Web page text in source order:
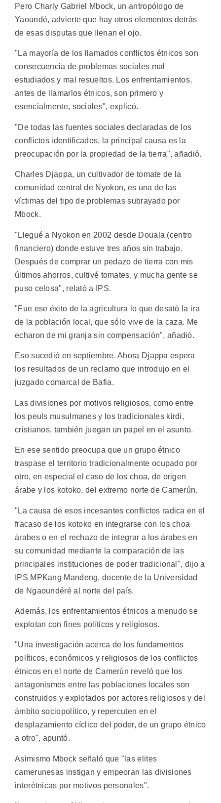
Pero Charly Gabriel Mbock, un antropólogo de
Yaoundé, advierte que hay otros elementos detrás
de esas disputas que llenan el ojo.
"La mayoría de los llamados conflictos étnicos son
consecuencia de problemas sociales mal
estudiados y mal resueltos. Los enfrentamientos,
antes de llamarlos étnicos, son primero y
esencialmente, sociales", explicó.
"De todas las fuentes sociales declaradas de los
conflictos identificados, la principal causa es la
preocupación por la propiedad de la tierra", añadió.
Charles Djappa, un cultivador de tomate de la
comunidad central de Nyokon, es una de las
víctimas del tipo de problemas subrayado por
Mbock.
"Llegué a Nyokon en 2002 desde Douala (centro
financiero) donde estuve tres años sin trabajo.
Después de comprar un pedazo de tierra con mis
últimos ahorros, cultivé tomates, y mucha gente se
puso celosa", relató a IPS.
"Fue ese éxito de la agricultura lo que desató la ira
de la población local, que sólo vive de la caza. Me
echaron de mi granja sin compensación", añadió.
Eso sucedió en septiembre. Ahora Djappa espera
los resultados de un reclamo que introdujo en el
juzgado comarcal de Bafia.
Las divisiones por motivos religiosos, como entre
los peuls musulmanes y los tradicionales kirdi,
cristianos, también juegan un papel en el asunto.
En ese sentido preocupa que un grupo étnico
traspase el territorio tradicionalmente ocupado por
otro, en especial el caso de los choa, de origen
árabe y los kotoko, del extremo norte de Camerún.
"La causa de esos incesantes conflictos radica en el
fracaso de los kotoko en integrarse con los choa
árabes o en el rechazo de integrar a los árabes en
su comunidad mediante la comparación de las
principales instituciones de poder tradicional", dijo a
IPS MPKang Mandeng, docente de la Universidad
de Ngaoundéré al norte del país.
Además, los enfrentamientos étnicos a menudo se
explotan con fines políticos y religiosos.
"Una investigación acerca de los fundamentos
políticos, económicos y religiosos de los conflictos
étnicos en el norte de Camerún reveló que los
antagonismos entre las poblaciones locales son
construidos y explotados por actores religiosos y del
ámbito sociopolítico, y repercuten en el
desplazamiento cíclico del poder, de un grupo étnico
a otro", apuntó.
Asimismo Mbock señaló que "las elites
camerunesas instigan y empeoran las divisiones
interétnicas por motivos personales".